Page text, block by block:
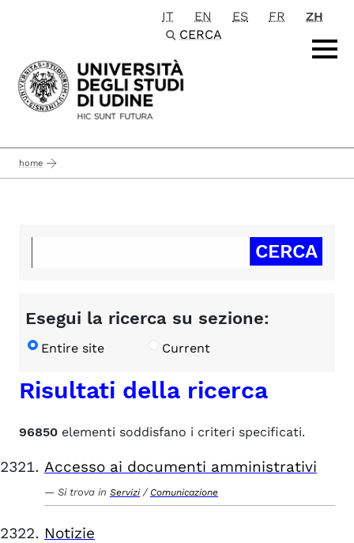
Passa al contenuto principale
IT EN ES FR
ZH
CERCA
home
Esegui la ricerca su sezione:
Entire site Current
Risultati della ricerca
96850 elementi soddisfano i criteri specificati.
Accesso ai documenti amministrativi
Si trova in Servizi / Comunicazione
Notizie